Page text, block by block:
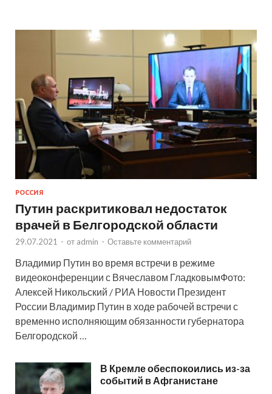
РОССИЯ
Путин раскритиковал недостаток
врачей в Белгородской области
29.07.2021 - от admin - Оставьте комментарий
Владимир Путин во время встречи в режиме
видеоконференции с Вячеславом ГладковымФото:
Алексей Никольский / РИА Новости Президент
России Владимир Путин в ходе рабочей встречи с
временно исполняющим обязанности губернатора
Белгородской …
В Кремле обеспокоились из-за
событий в Афганистане